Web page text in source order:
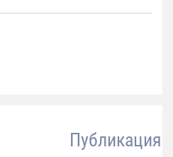
Публикация